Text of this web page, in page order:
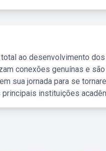
ao desenvolvimento
conexões genuínas e
sua jornada para se
instituições